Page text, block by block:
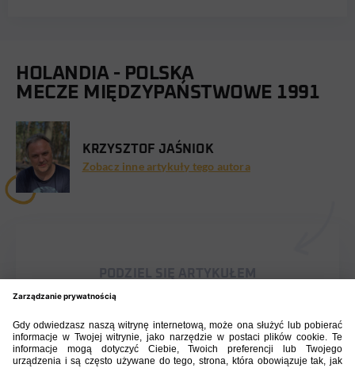
HOLANDIA - POLSKA
MECZE MIĘDZYPAŃSTWOWE 1991
KRZYSZTOF JAŚNIOK
Zobacz inne artykuły tego autora
PODZIEL SIĘ ARTYKUŁEM